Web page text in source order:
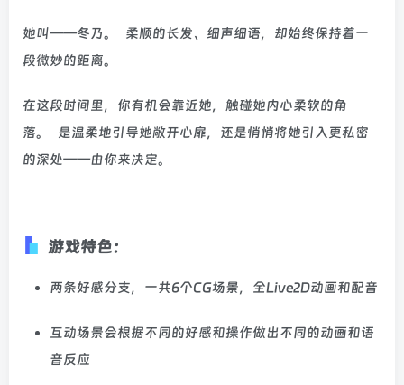
她叫——冬乃。 柔顺的长发、细声细语，却始终保持着一
段微妙的距离。
在这段时间里，你有机会靠近她，触碰她内心柔软的角
落。 是温柔地引导她敞开心扉，还是悄悄将她引入更私密
的深处——由你来决定。
游戏特色：
两条好感分支，一共6个CG场景，全Live2D动画和配音
互动场景会根据不同的好感和操作做出不同的动画和语
音反应